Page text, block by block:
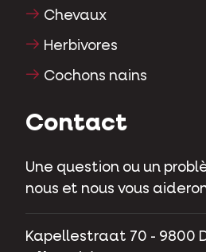
Chevaux
Herbivores
Cochons nains
Contact
Une question ou un
nous et nous vous
Kapellestraat 70 - 9800